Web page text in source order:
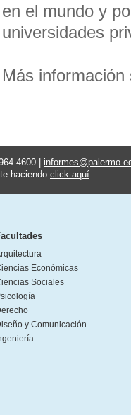
en el mundo y
universidades
Más
4600 |
haciendo click aquí
Económicas
Sociales
y Comunicación